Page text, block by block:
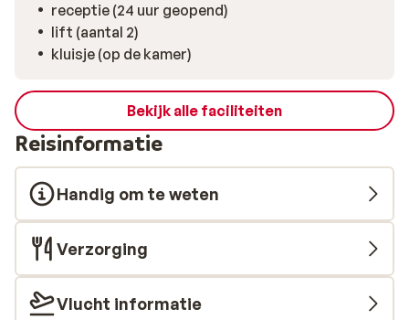
receptie (24 uur geopend)
lift (aantal 2)
kluisje (op de kamer)
Bekijk alle faciliteiten
Reisinformatie
Handig om te weten
Verzorging
Vlucht informatie